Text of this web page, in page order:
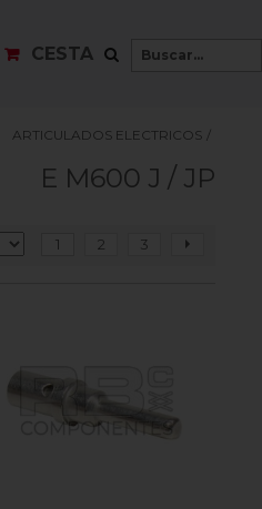
CESTA
ARTICULADOS ELECTRICOS /
E M600 J / JP
1 2 3